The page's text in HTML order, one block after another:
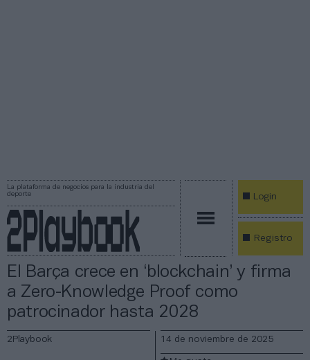
La plataforma de negocios para la industria del
deporte
Login
Registro
El Barça crece en ‘blockchain’ y firma
a Zero-Knowledge Proof como
patrocinador hasta 2028
2Playbook 14 de noviembre de 2025